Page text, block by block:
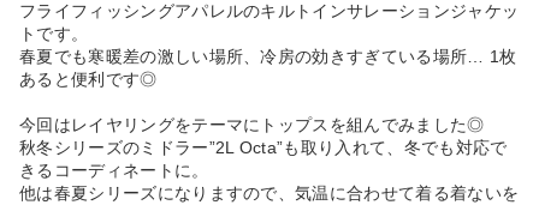
フライフィッシングアパレルのキルトインサレーションジャケッ
トです。
春夏でも寒暖差の激しい場所、冷房の効きすぎている場所… 1枚
あると便利です◎
今回はレイヤリングをテーマにトップスを組んでみました◎
秋冬シリーズのミドラー”2L Octa”も取り入れて、冬でも対応で
きるコーディネートに。
他は春夏シリーズになりますので、気温に合わせて着る着ないを